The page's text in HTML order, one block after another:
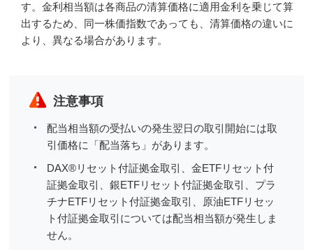
す。金利相当額は各商品の清算価格に適用金利を乗じて算
出するため、同一株価指数であっても、清算価格の違いに
より、異なる場合があります。
注意事項
配当相当額の受払いの発生翌日の取引開始には取
引価格に「配当落ち」があります。
DAX®リセット付証拠金取引、金ETFリセット付
証拠金取引、銀ETFリセット付証拠金取引、プラ
チナETFリセット付証拠金取引、原油ETFリセッ
ト付証拠金取引については配当相当額が発生しま
せん。